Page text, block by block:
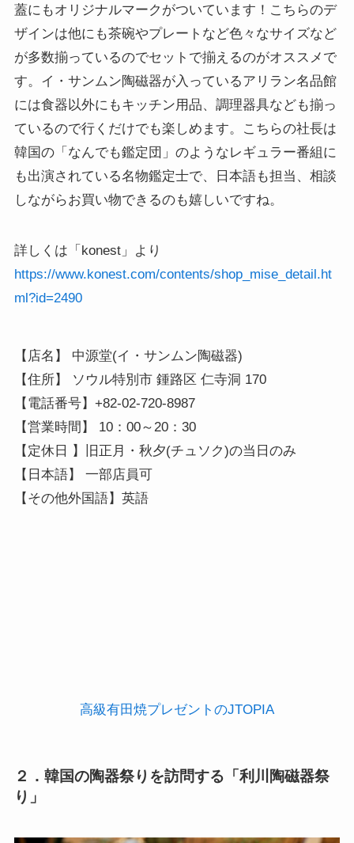
蓋にもオリジナルマークがついています！こちらのデ
ザインは他にも茶碗やプレートなど色々なサイズなど
が多数揃っているのでセットで揃えるのがオススメで
す。イ・サンムン陶磁器が入っているアリラン名品館
には食器以外にもキッチン用品、調理器具なども揃っ
ているので行くだけでも楽しめます。こちらの社長は
韓国の「なんでも鑑定団」のようなレギュラー番組に
も出演されている名物鑑定士で、日本語も担当、相談
しながらお買い物できるのも嬉しいですね。
詳しくは「konest」より
https://www.konest.com/contents/shop_mise_detail.ht
ml?id=2490
【店名】 中源堂(イ・サンムン陶磁器)
【住所】 ソウル特別市 鍾路区 仁寺洞 170
【電話番号】+82-02-720-8987
【営業時間】 10：00～20：30
【定休日 】旧正月・秋夕(チュソク)の当日のみ
【日本語】 一部店員可
【その他外国語】英語
高級有田焼プレゼントのJTOPIA
２．韓国の陶器祭りを訪問する「利川陶磁器祭
り」